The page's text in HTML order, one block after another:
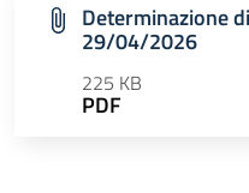
Determinazione
29/04/2026
225 KB
PDF